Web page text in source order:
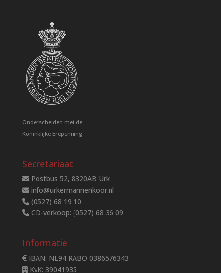
Onderscheiden met de
Koninklijke Erepenning
Secretariaat
Postbus 52, 8320AB Urk
info@urkermannenkoor.nl
(0527) 68 19 10
CD-verkoop: (0527) 68 36 09
Informatie
IBAN: NL94 RABO 0386576343
KvK: 39041935